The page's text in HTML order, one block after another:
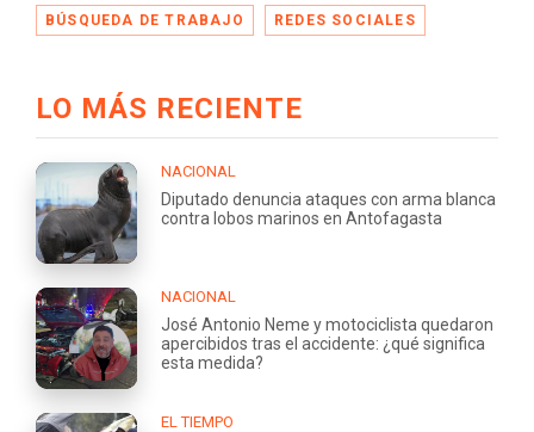
BÚSQUEDA DE TRABAJO REDES SOCIALES
LO MÁS RECIENTE
NACIONAL
Diputado denuncia ataques con arma blanca
contra lobos marinos en Antofagasta
NACIONAL
José Antonio Neme y motociclista quedaron
apercibidos tras el accidente: ¿qué significa
esta medida?
EL TIEMPO